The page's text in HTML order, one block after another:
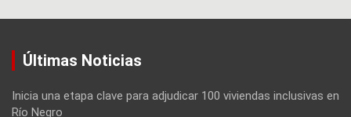
Últimas Noticias
Inicia una etapa clave para adjudicar 100 viviendas inclusivas en
Río Negro